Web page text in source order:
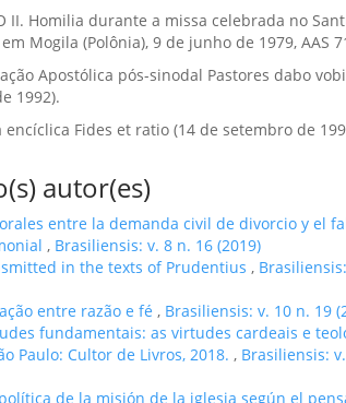
II. Homilia durante a missa celebrada no
Mogila (Polônia), 9 de junho de 1979, AAS
Apostólica pós-sinodal Pastores dabo
1992).
encíclica Fides et ratio (14 de setembro de
autor(es)
entre la demanda civil de divorcio y el
, Brasiliensis: v. 8 n. 16 (2019)
in the texts of Prudentius ,
entre razão e fé , Brasiliensis: v. 10 n. 19
fundamentais: as virtudes cardeais e
Paulo: Cultor de Livros, 2018. , Brasiliensis:
de la misión de la iglesia según el